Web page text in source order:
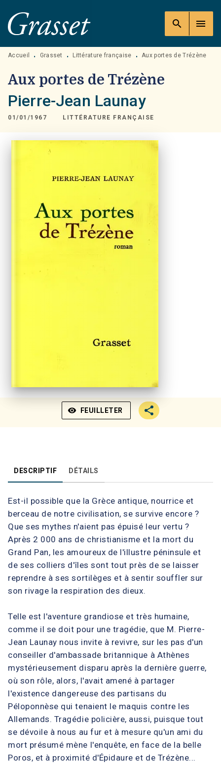
MENU RECHERCHE
PIED DE PAGE
search menu
Accueil • Grasset • Littérature française • Aux portes de Trézène
Aux portes de Trézène
Pierre-Jean Launay
01/01/1967 LITTÉRATURE FRANÇAISE
visibility FEUILLETER
DESCRIPTIF DÉTAILS
Est-il possible que la Grèce antique, nourrice et
berceau de notre civilisation, se survive encore ?
Que ses mythes n'aient pas épuisé leur vertu ?
Après 2 000 ans de christianisme et la mort du
Grand Pan, les amoureux de l'illustre péninsule et
de ses colliers d'îles sont tout près de se laisser
reprendre à ses sortilèges et à sentir souffler sur
son rivage la respiration des dieux.
Telle est l'aventure grandiose et très humaine,
comme il se doit pour une tragédie, que M. Pierre-
Jean Launay nous invite à revivre, sur les pas d'un
conseiller d'ambassade britannique à Athènes
mystérieusement disparu après la dernière guerre,
où son rôle, alors, l'avait amené à partager
l'existence dangereuse des partisans du
Péloponnèse qui tenaient le maquis contre les
Allemands. Tragédie policière, aussi, puisque tout
se dévoile à nous au fur et à mesure qu'un ami du
mort présumé mène l'enquête, en face de la belle
Poros, et à proximité d'Épidaure et de Trézène...